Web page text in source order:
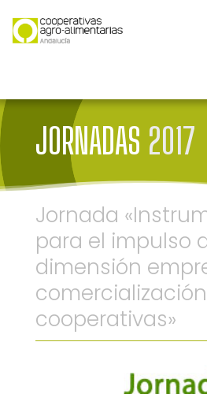
JORNADAS 2017
Jornada
para el impulso
dimensión
cooperativas»